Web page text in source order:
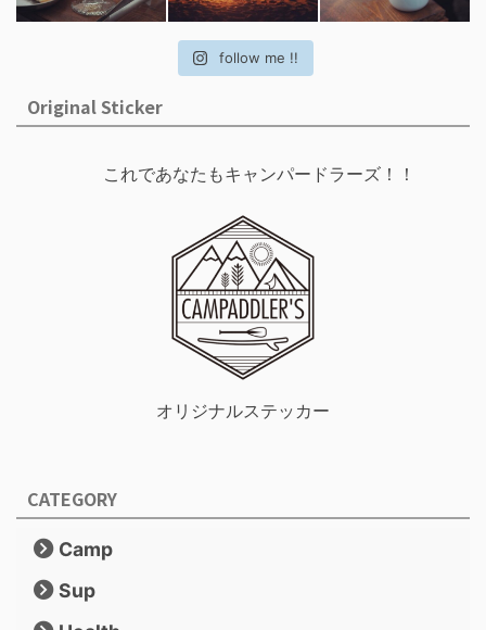
follow me !!
Original Sticker
これであなたもキャンパードラーズ！！
オリジナルステッカー
CATEGORY
Camp
Sup